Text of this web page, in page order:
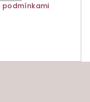
podmínkami